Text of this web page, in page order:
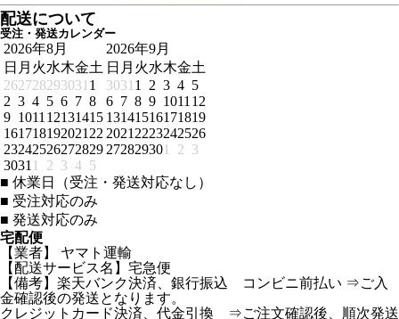
配送について
受注・発送カレンダー
2026年8月
日 月 火水木金土
262728293031 1
2 3 4 5 6 7 8
9 1011 12131415
161718192021 22
23242526272829
3031 1 2 3 4 5
2026年9月
日 月 火水木金土
3031 1 2 3 4 5
6 7 8 9 1011 12
13141516171819
2021 2223242526
272829301 2 3
■ 休業日（受注・発送対応なし）
■ 受注対応のみ
■ 発送対応のみ
宅配便
【業者】 ヤマト運輸
【配送サービス名】宅急便
【備考】楽天バンク決済、銀行振込 コンビニ前払い ⇒ご入
金確認後の発送となります。
クレジットカード決済、代金引換 ⇒ご注文確認後、順次発送